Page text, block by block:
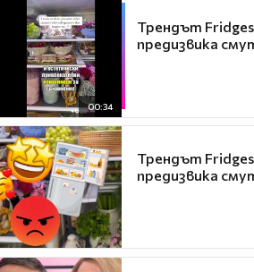
00:34
Трендът
предизвика
Трендът
предизвика